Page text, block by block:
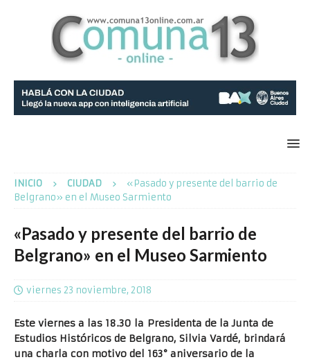
INICIO CIUDAD
«Pasado y presente del barrio de
Belgrano» en el Museo Sarmiento
«Pasado y presente del barrio de
Belgrano» en el Museo Sarmiento
viernes 23 noviembre, 2018
Este viernes a las 18.30 la Presidenta de la Junta de
Estudios Históricos de Belgrano, Silvia Vardé, brindará
una charla con motivo del 163° aniversario de la